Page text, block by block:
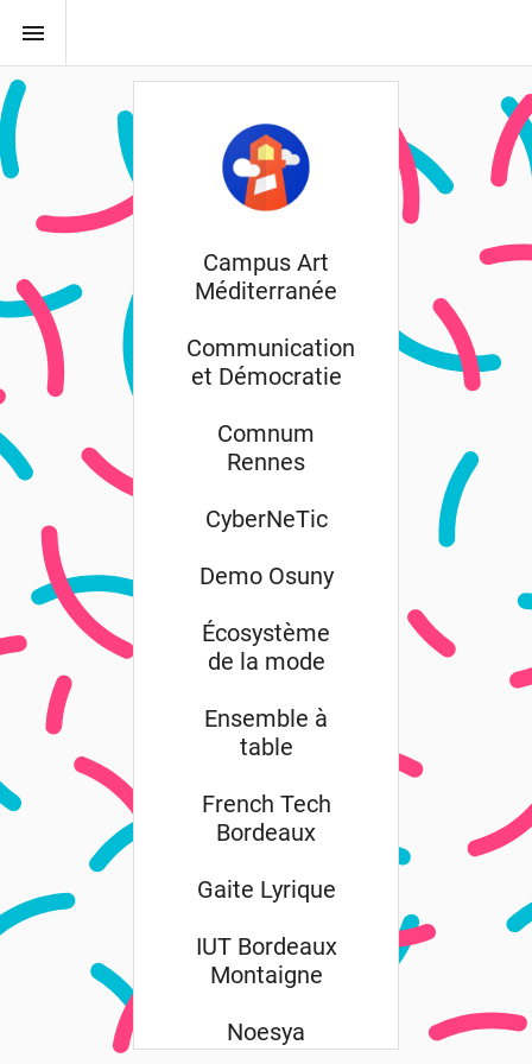
menu
Campus Art
Méditerranée
Communication
et Démocratie
Comnum
Rennes
CyberNeTic
Demo Osuny
Écosystème
de la mode
Ensemble à
table
French Tech
Bordeaux
Gaite Lyrique
IUT Bordeaux
Montaigne
Noesya